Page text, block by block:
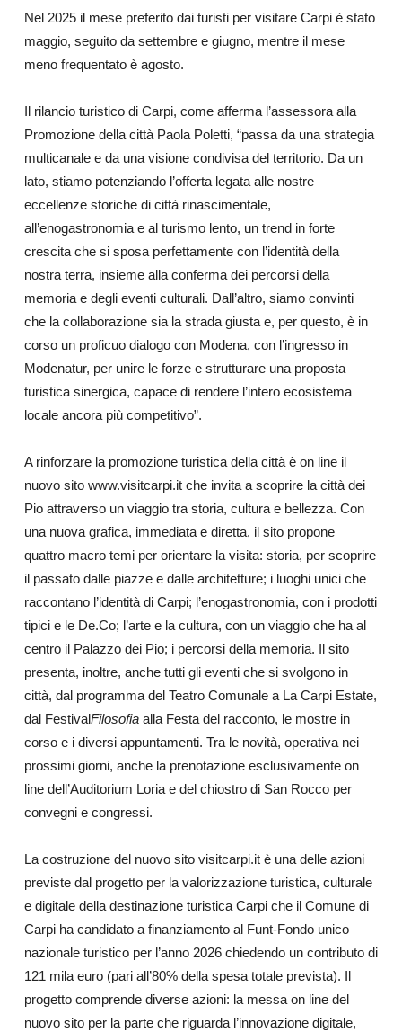
Nel 2025 il mese preferito dai turisti per visitare Carpi è stato
maggio, seguito da settembre e giugno, mentre il mese
meno frequentato è agosto.
Il rilancio turistico di Carpi, come afferma l’assessora alla
Promozione della città Paola Poletti, “passa da una strategia
multicanale e da una visione condivisa del territorio. Da un
lato, stiamo potenziando l’offerta legata alle nostre
eccellenze storiche di città rinascimentale,
all’enogastronomia e al turismo lento, un trend in forte
crescita che si sposa perfettamente con l’identità della
nostra terra, insieme alla conferma dei percorsi della
memoria e degli eventi culturali. Dall’altro, siamo convinti
che la collaborazione sia la strada giusta e, per questo, è in
corso un proficuo dialogo con Modena, con l’ingresso in
Modenatur, per unire le forze e strutturare una proposta
turistica sinergica, capace di rendere l’intero ecosistema
locale ancora più competitivo”.
A rinforzare la promozione turistica della città è on line il
nuovo sito www.visitcarpi.itche invita a scoprire la città dei
Pio attraverso un viaggio tra storia, cultura e bellezza. Con
una nuova grafica, immediata e diretta, il sito propone
quattro macro temi per orientare la visita: storia, per scoprire
il passato dalle piazze e dalle architetture; i luoghi unici che
raccontano l’identità di Carpi; l’enogastronomia, con i prodotti
tipici e le De.Co; l’arte e la cultura, con un viaggio che ha al
centro il Palazzo dei Pio; i percorsi della memoria. Il sito
presenta, inoltre, anche tutti gli eventi che si svolgono in
città, dal programma del Teatro Comunale a La Carpi Estate,
dal FestivalFilosofiaalla Festa del racconto, le mostre in
corso e i diversi appuntamenti. Tra le novità, operativa nei
prossimi giorni, anche la prenotazione esclusivamente on
line dell’Auditorium Loria e del chiostro di San Rocco per
convegni e congressi.
La costruzione del nuovo sito visitcarpi.itè una delle azioni
previste dal progetto per la valorizzazione turistica, culturale
e digitale della destinazione turistica Carpi che il Comune di
Carpi ha candidato a finanziamento al Funt-Fondo unico
nazionale turistico per l’anno 2026 chiedendo un contributo di
121 mila euro (pari all’80% della spesa totale prevista). Il
progetto comprende diverse azioni: la messa on line del
nuovo sito per la parte che riguarda l’innovazione digitale,